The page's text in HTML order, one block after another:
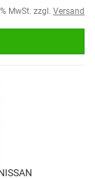
MwSt. zzgl. Versand